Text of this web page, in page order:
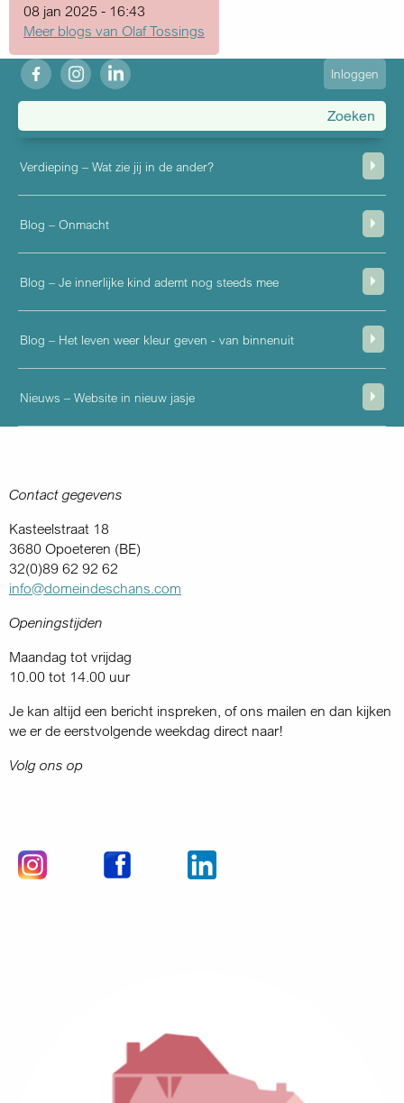
08 jan 2025 - 16:43
Meer blogs van Olaf Tossings
fb ig in
User
account
menu
Inloggen
Verdieping – Wat zie jij in de ander?
Blog – Onmacht
Blog – Je innerlijke kind ademt nog steeds mee
Blog – Het leven weer kleur geven - van binnenuit
Nieuws – Website in nieuw jasje
Contact gegevens
Kasteelstraat 18
3680 Opoeteren (BE)
32(0)89 62 92 62
info@domeindeschans.com
Openingstijden
Maandag tot vrijdag
10.00 tot 14.00 uur
Je kan altijd een bericht inspreken, of ons mailen en dan kijken
we er de eerstvolgende weekdag direct naar!
Volg ons op